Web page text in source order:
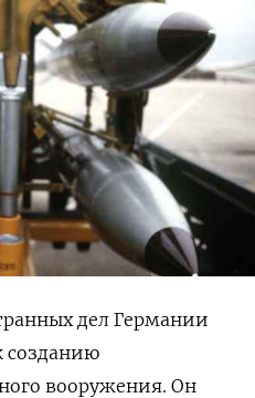
дел Германии
созданию
вооружения. Он